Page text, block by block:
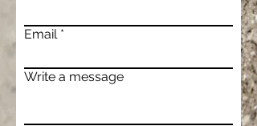
Email
Write a message